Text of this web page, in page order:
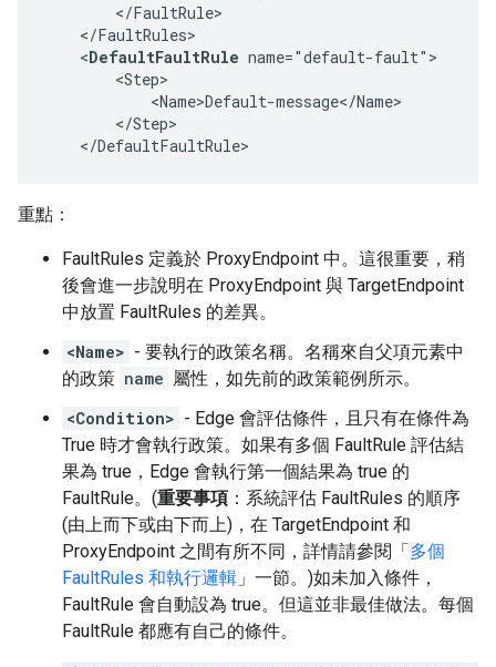
        </FaultRule>
    </FaultRules>
    <
DefaultFaultRule name="default-fault">
        <Step>
            <Name>Default-message</Name>
        </Step>
    </DefaultFaultRule>
重點：
FaultRules 定義於 ProxyEndpoint 中。這很重要，稍
後會進一步說明在 ProxyEndpoint 與 TargetEndpoint
中放置 FaultRules 的差異。
<Name> - 要執行的政策名稱。名稱來自父項元素中
的政策 name 屬性，如先前的政策範例所示。
<Condition> - Edge 會評估條件，且只有在條件為
True 時才會執行政策。如果有多個 FaultRule 評估結
果為 true，Edge 會執行第一個結果為 true 的
FaultRule。(重要事項 ：系統評估 FaultRules 的順序
(由上而下或由下而上)，在 TargetEndpoint 和
ProxyEndpoint 之間有所不同，詳情請參閱「多個
FaultRules 和執行邏輯 」一節。)如未加入條件，
FaultRule 會自動設為 true。但這並非最佳做法。每個
FaultRule 都應有自己的條件。